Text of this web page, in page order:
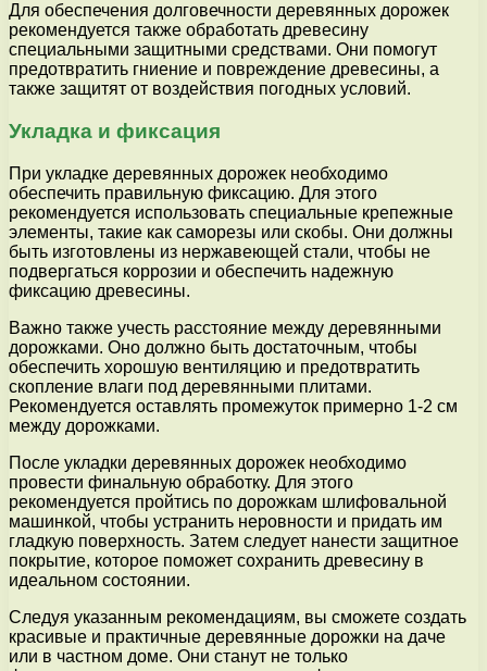
Для обеспечения долговечности деревянных дорожек
рекомендуется также обработать древесину
специальными защитными средствами. Они помогут
предотвратить гниение и повреждение древесины, а
также защитят от воздействия погодных условий.
Укладка и фиксация
При укладке деревянных дорожек необходимо
обеспечить правильную фиксацию. Для этого
рекомендуется использовать специальные крепежные
элементы, такие как саморезы или скобы. Они должны
быть изготовлены из нержавеющей стали, чтобы не
подвергаться коррозии и обеспечить надежную
фиксацию древесины.
Важно также учесть расстояние между деревянными
дорожками. Оно должно быть достаточным, чтобы
обеспечить хорошую вентиляцию и предотвратить
скопление влаги под деревянными плитами.
Рекомендуется оставлять промежуток примерно 1-2 см
между дорожками.
После укладки деревянных дорожек необходимо
провести финальную обработку. Для этого
рекомендуется пройтись по дорожкам шлифовальной
машинкой, чтобы устранить неровности и придать им
гладкую поверхность. Затем следует нанести защитное
покрытие, которое поможет сохранить древесину в
идеальном состоянии.
Следуя указанным рекомендациям, вы сможете создать
красивые и практичные деревянные дорожки на даче
или в частном доме. Они станут не только